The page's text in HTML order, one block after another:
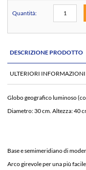
Quantità:
DESCRIZIONE PRODOTTO
ULTERIORI INFORMAZIONI
Globo geografico luminoso
Diametro: 30 cm. Altezza: 40
Base e semimeridiano di
Arco girevole per una più